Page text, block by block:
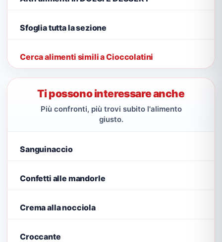
Sfoglia tutta la sezione
Cerca alimenti simili a Cioccolatini
Ti possono interessare anche
Più confronti, più trovi subito l'alimento
giusto.
Sanguinaccio
Confetti alle mandorle
Crema alla nocciola
Croccante